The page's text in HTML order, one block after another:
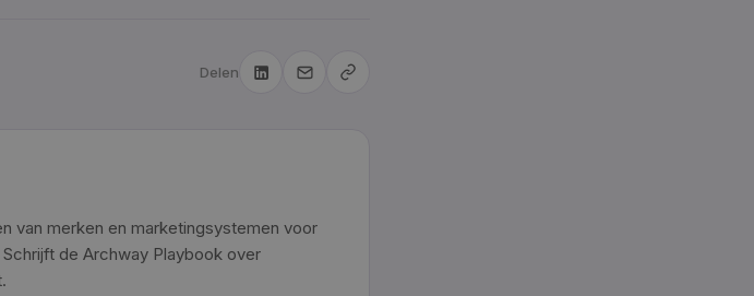
Delen
van merken en marketingsystemen voor
de Archway Playbook over